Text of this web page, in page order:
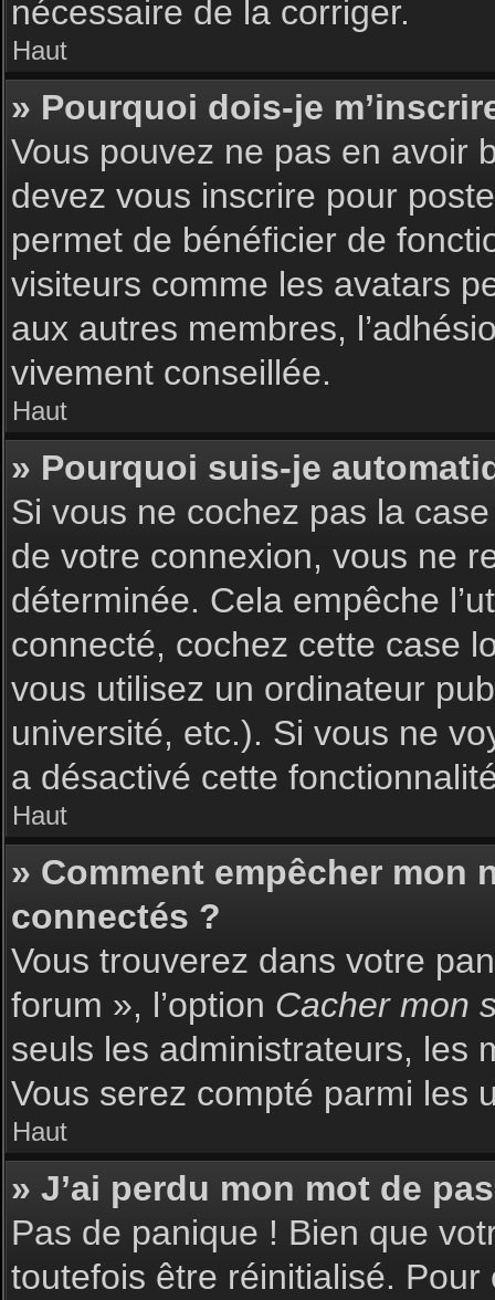
nécessaire de la corriger.
Haut
» Pourquoi dois-je
Vous pouvez ne pas en avoir
devez vous inscrire pour
permet de bénéficier de
visiteurs comme les avatars
aux autres membres,
vivement conseillée.
Haut
» Pourquoi suis-je
Si vous ne cochez pas la
de votre connexion, vous ne
déterminée. Cela empêche
connecté, cochez cette case
vous utilisez un ordinateur
université, etc.). Si vous ne
a désactivé cette
Haut
» Comment empêcher mon
connectés ?
Vous trouverez dans votre
forum », l’option Cacher mon
seuls les administrateurs, les
Vous serez compté parmi les
Haut
» J’ai perdu mon mot de
Pas de panique ! Bien que
toutefois être réinitialisé.